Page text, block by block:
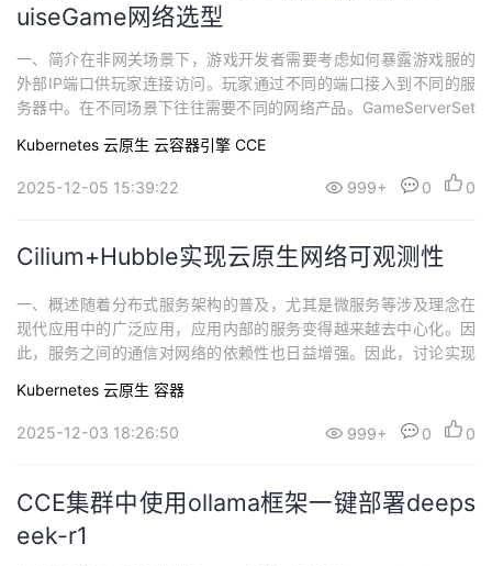
uiseGame网络选型
一、简介在非网关场景下，游戏开发者需要考虑如何暴露游戏服的
外部IP端口供玩家连接访问。玩家通过不同的端口接入到不同的服
务器中。在不同场景下往往需要不同的网络产品。GameServerSet
verSet中配置了network字段时，OpenKruiseGame会为此GameS
erverSet管理下的每一个Pod都创建一个...
Kubernetes 云原生 云容器引擎 CCE
2025-12-05 15:39:22 999+ 0 0
Cilium+Hubble实现云原生网络可观测性
一、概述随着分布式服务架构的普及，尤其是微服务等涉及理念在
现代应用中的广泛应用，应用内部的服务变得越来越去中心化。因
此，服务之间的通信对网络的依赖性也日益增强。因此，讨论实现
性。Cilium 社区在 2019 年开源了 Hubble——一个基于 eBPF 的分
布式网络与安全可观测性平台。 二、网络流量技术架构图 三、Hub
Kubernetes 云原生 容器
2025-12-03 18:26:50 999+ 0 0
CCE集群中使用ollama框架一键部署deeps
eek-r1